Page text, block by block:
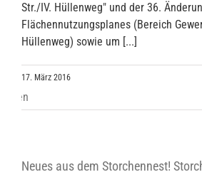
Str./IV. Hüllenweg" und der 36.
Flächennutzungsplanes (Bereich
Hüllenweg) sowie um [...]
17. März 2016
Neues aus dem Storchennest!